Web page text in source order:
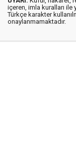
içeren, imla kuralları ile
Türkçe karakter
onaylanmamaktadır.